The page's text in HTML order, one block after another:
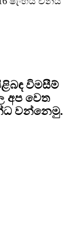
විමසීම්
අප වෙත
වන්නෙමු.